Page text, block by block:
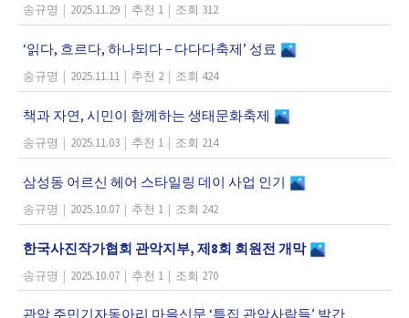
송규명 | 2025.11.29 | 추천 1 | 조회 312
‘읽다, 흐르다, 하나되다 – 다다다축제’ 성료
송규명 | 2025.11.11 | 추천 2 | 조회 424
책과 자연, 시민이 함께하는 생태문화축제
송규명 | 2025.11.03 | 추천 1 | 조회 214
삼성동 어르신 헤어 스타일링 데이 사업 인기
송규명 | 2025.10.07 | 추천 1 | 조회 242
한국사진작가협회 관악지부, 제8회 회원전 개막
송규명 | 2025.10.07 | 추천 1 | 조회 270
관악 주민기자동아리 마을신문 ‘특집 관악사람들’ 발간